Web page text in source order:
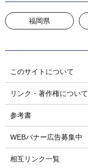
福岡県
このサイトについて
リンク・著作権について
参考書
WEBバナー広告募集中
相互リンク一覧